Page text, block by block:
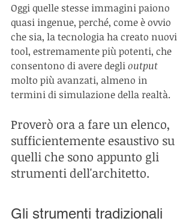
Oggi quelle stesse immagini paiono
quasi ingenue, perché, come è ovvio
che sia, la tecnologia ha creato nuovi
tool, estremamente più potenti, che
consentono di avere degli output
molto più avanzati, almeno in
termini di simulazione della realtà.
Proverò ora a fare un elenco,
sufficientemente esaustivo su
quelli che sono appunto gli
strumenti dell'architetto.
Gli strumenti tradizionali